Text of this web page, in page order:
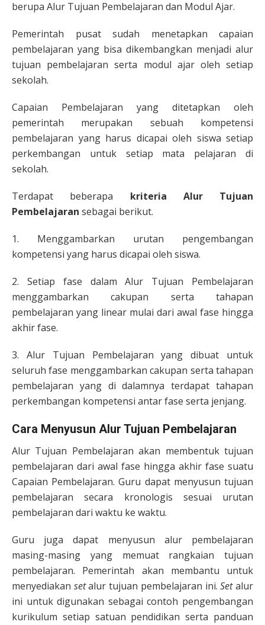
berupa Alur Tujuan Pembelajaran dan Modul Ajar.
Pemerintah pusat sudah menetapkan capaian
pembelajaran yang bisa dikembangkan menjadi alur
tujuan pembelajaran serta modul ajar oleh setiap
sekolah.
Capaian Pembelajaran yang ditetapkan oleh
pemerintah merupakan sebuah kompetensi
pembelajaran yang harus dicapai oleh siswa setiap
perkembangan untuk setiap mata pelajaran di
sekolah.
Terdapat beberapa kriteria Alur Tujuan
Pembelajaran sebagai berikut.
1. Menggambarkan urutan pengembangan
kompetensi yang harus dicapai oleh siswa.
2. Setiap fase dalam Alur Tujuan Pembelajaran
menggambarkan cakupan serta tahapan
pembelajaran yang linear mulai dari awal fase hingga
akhir fase.
3. Alur Tujuan Pembelajaran yang dibuat untuk
seluruh fase menggambarkan cakupan serta tahapan
pembelajaran yang di dalamnya terdapat tahapan
perkembangan kompetensi antar fase serta jenjang.
Cara Menyusun Alur Tujuan Pembelajaran
Alur Tujuan Pembelajaran akan membentuk tujuan
pembelajaran dari awal fase hingga akhir fase suatu
Capaian Pembelajaran. Guru dapat menyusun tujuan
pembelajaran secara kronologis sesuai urutan
pembelajaran dari waktu ke waktu.
Guru juga dapat menyusun alur pembelajaran
masing-masing yang memuat rangkaian tujuan
pembelajaran. Pemerintah akan membantu untuk
menyediakan setalur tujuan pembelajaran ini.Setalur
ini untuk digunakan sebagai contoh pengembangan
kurikulum setiap satuan pendidikan serta panduan